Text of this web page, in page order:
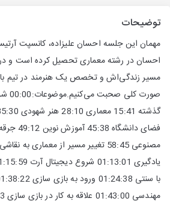
توضیحات
مهمان این جلسه احسان علیزاده، کانسپت
احسان در رشته معماری تحصیل کرده است و
مسیر زندگی‌اش و تخصص یک هنرمند در تیم
فضای